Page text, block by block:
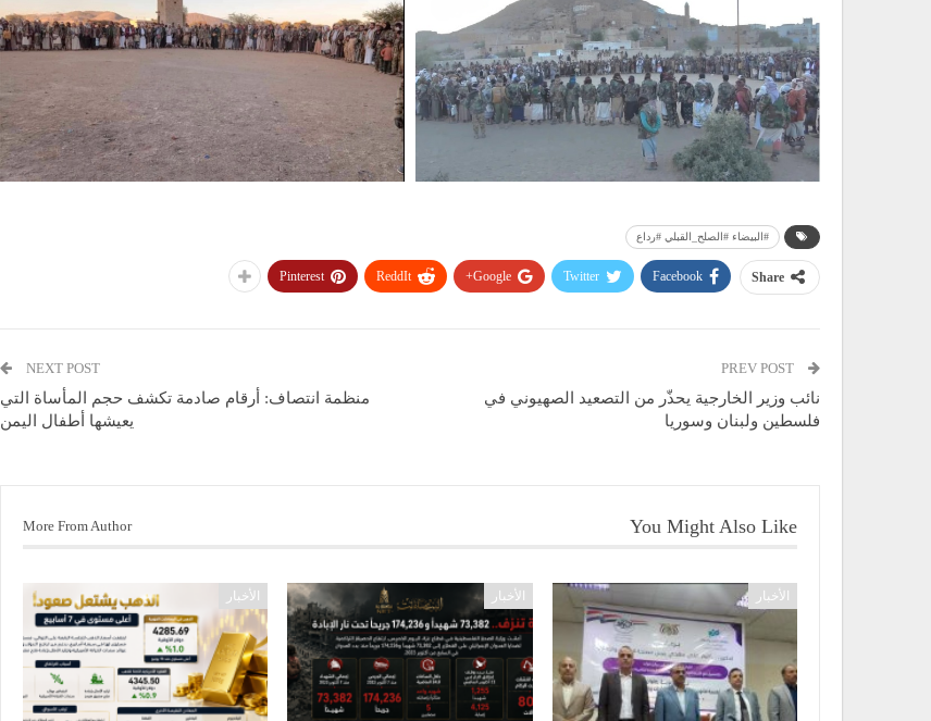
#البيضاء #الصلح_القبلي #رداع
Share
Facebook
Twitter
Google+
ReddIt
Pinterest
نائب وزير الخارجية يحذّر من التصعيد الصهيوني في
فلسطين ولبنان وسوريا
NEXT POST
منظمة انتصاف: أرقام صادمة تكشف حجم المأساة التي
يعيشها أطفال اليمن
You Might Also Like
More From Author
الأخبار الأخبار الأخبار